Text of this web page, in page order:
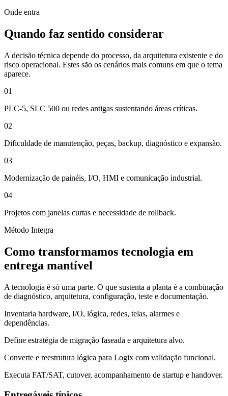
Onde entra
Quando faz sentido considerar
A decisão técnica depende do processo, da arquitetura existente e do
risco operacional. Estes são os cenários mais comuns em que o tema
aparece.
01
PLC-5, SLC 500 ou redes antigas sustentando áreas críticas.
02
Dificuldade de manutenção, peças, backup, diagnóstico e expansão.
03
Modernização de painéis, I/O, HMI e comunicação industrial.
04
Projetos com janelas curtas e necessidade de rollback.
Método Integra
Como transformamos tecnologia em
entrega mantível
A tecnologia é só uma parte. O que sustenta a planta é a combinação
de diagnóstico, arquitetura, configuração, teste e documentação.
Inventaria hardware, I/O, lógica, redes, telas, alarmes e
dependências.
Define estratégia de migração faseada e arquitetura alvo.
Converte e reestrutura lógica para Logix com validação funcional.
Executa FAT/SAT, cutover, acompanhamento de startup e handover.